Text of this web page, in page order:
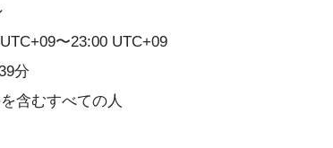
〜23:00 UTC+09
分
含むすべての人